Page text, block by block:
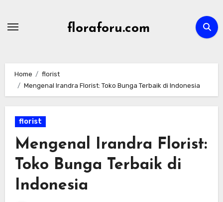
floraforu.com
Home
florist
Mengenal Irandra Florist: Toko Bunga Terbaik di Indonesia
florist
Mengenal Irandra Florist:
Toko Bunga Terbaik di
Indonesia